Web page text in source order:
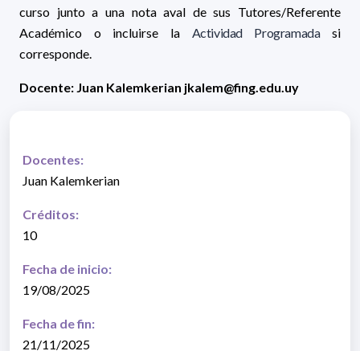
curso junto a una nota aval de sus Tutores/Referente
Académico o incluirse la
Actividad Programadasi
corresponde.
Docente: Juan Kalemkerian jkalem@fing.edu.uy
Docentes:
Juan Kalemkerian
Créditos:
10
Fecha de inicio:
19/08/2025
Fecha de fin:
21/11/2025